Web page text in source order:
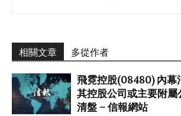
相關文章 多從作者
飛霓控股(08480) 內幕
其控股公司或主要附屬
清盤 – 信報網站